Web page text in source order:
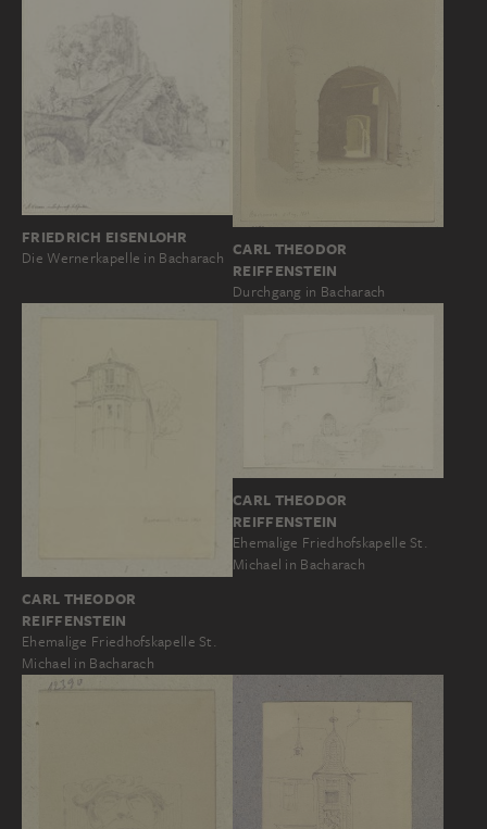
FRIEDRICH EISENLOHR
Die Wernerkapelle in Bacharach CARL THEODOR
REIFFENSTEIN
Durchgang in Bacharach
CARL THEODOR
REIFFENSTEIN
Ehemalige Friedhofskapelle St.
Michael in Bacharach
CARL THEODOR
REIFFENSTEIN
Ehemalige Friedhofskapelle St.
Michael in Bacharach